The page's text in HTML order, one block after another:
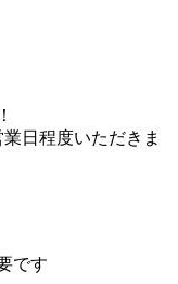
日程度いただきま
です